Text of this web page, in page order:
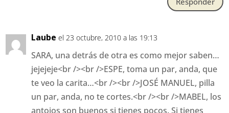
Laube el 23 octubre, 2010 a las 19:13
SARA, una detrás de otra es como mejor saben…
jejejeje<br /><br />ESPE, toma un par, anda, que
te veo la carita…<br /><br />JOSÉ MANUEL, pilla
un par, anda, no te cortes.<br /><br />MABEL, los
antojos son buenos si tienes pocos. Si tienes